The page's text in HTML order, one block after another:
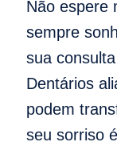
Não espere
sempre
sua
Dentários
podem
seu sorriso